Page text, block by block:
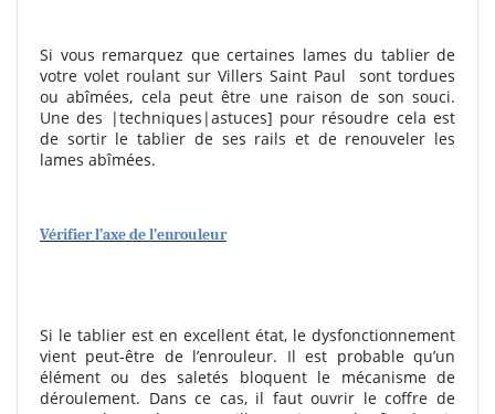
Si vous remarquez que certaines lames du tablier de
votre volet roulant sur Villers Saint Paul
sont tordues
ou abîmées, cela peut être une raison de son souci.
Une des |techniques|astuces] pour résoudre cela est
de sortir le tablier de ses rails et de renouveler les
lames abîmées.
Vérifier l’axe de l’enrouleur
Si le tablier est en excellent état, le dysfonctionnement
vient peut-être de l’enrouleur. Il est probable qu’un
élément ou des saletés bloquent le mécanisme de
déroulement. Dans ce cas, il faut ouvrir le coffre de